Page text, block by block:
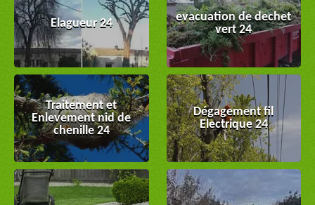
Elagueur 24
evacuation de dechet
vert 24
Traitement et
Enlevement nid de
chenille 24
Dégagement fil
Electrique 24